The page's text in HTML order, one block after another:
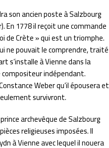
son ancien poste à Salzbourg
En 1778 il reçoit une commande
de Crète » qui est un triomphe.
ne pouvait le comprendre, traité
s’installe à Vienne dans la
indépendant.
Weber qu’il épousera et
survivront.
archevêque de Salzbourg
religieuses imposées. Il
à Vienne avec lequel il nouera